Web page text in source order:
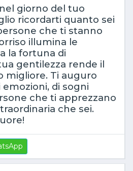
giorno del tuo
ricordarti quanto sei
che ti stanno
illumina le
la fortuna di
gentilezza rende il
migliore. Ti auguro
di sogni
che ti apprezzano
che sei.